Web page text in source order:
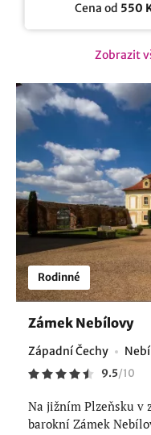
Cena od 550
Zobrazit
Rodinné
Zámek Nebílovy
Západní Čechy
9.5/10
Na jižním Plzeňsku v
barokní Zámek